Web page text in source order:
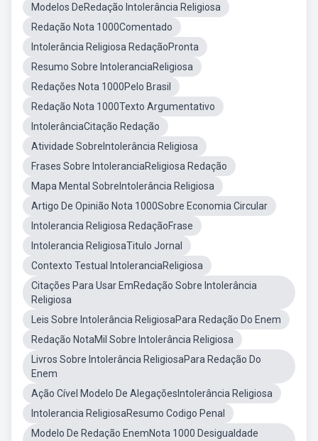
Modelos DeRedação Intolerância Religiosa
Redação Nota 1000Comentado
Intolerância Religiosa RedaçãoPronta
Resumo Sobre IntoleranciaReligiosa
Redações Nota 1000Pelo Brasil
Redação Nota 1000Texto Argumentativo
IntolerânciaCitação Redação
Atividade SobreIntolerância Religiosa
Frases Sobre IntoleranciaReligiosa Redação
Mapa Mental SobreIntolerância Religiosa
Artigo De Opinião Nota 1000Sobre Economia Circular
Intolerancia Religiosa RedaçãoFrase
Intolerancia ReligiosaTitulo Jornal
Contexto Testual IntoleranciaReligiosa
Citações Para Usar EmRedação Sobre Intolerância
Religiosa
Leis Sobre Intolerância ReligiosaPara Redação Do Enem
Redação NotaMil Sobre Intolerância Religiosa
Livros Sobre Intolerância ReligiosaPara Redação Do
Enem
Ação Cível Modelo De AlegaçõesIntolerância Religiosa
Intolerancia ReligiosaResumo Codigo Penal
Modelo De Redação EnemNota 1000 Desigualdade